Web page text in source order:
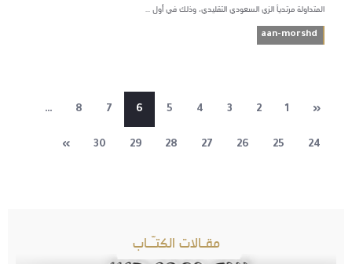
المتداولة مرتدياً الزي السعودي التقليدي، وذلك في أول ...
aan-morshd
«
1
2
3
4
5
6
7
8
…
24
25
26
27
28
29
30
»
مقـالات الكتـّـاب